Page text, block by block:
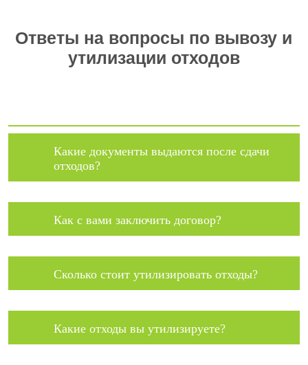
Ответы на вопросы по вывозу и
утилизации отходов
Какие документы выдаются после сдачи
отходов?
Как с вами заключить договор?
Сколько стоит утилизировать отходы?
Какие отходы вы утилизируете?